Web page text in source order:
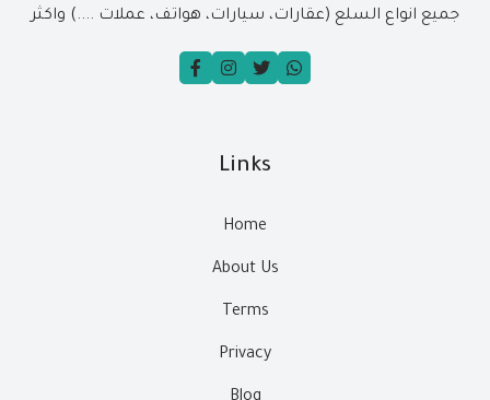
جميع انواع السلع (عقارات، سيارات، هواتف، عملات ....) واكثر
Links
Home
About Us
Terms
Privacy